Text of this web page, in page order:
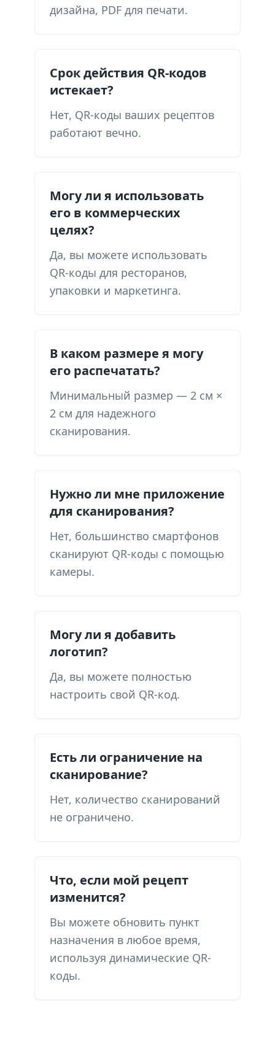
дизайна, PDF для печати.
Срок действия QR-кодов
истекает?
Нет, QR-коды ваших рецептов
работают вечно.
Могу ли я использовать
его в коммерческих
целях?
Да, вы можете использовать
QR-коды для ресторанов,
упаковки и маркетинга.
В каком размере я могу
его распечатать?
Минимальный размер — 2 см ×
2 см для надежного
сканирования.
Нужно ли мне приложение
для сканирования?
Нет, большинство смартфонов
сканируют QR-коды с помощью
камеры.
Могу ли я добавить
логотип?
Да, вы можете полностью
настроить свой QR-код.
Есть ли ограничение на
сканирование?
Нет, количество сканирований
не ограничено.
Что, если мой рецепт
изменится?
Вы можете обновить пункт
назначения в любое время,
используя динамические QR-
коды.